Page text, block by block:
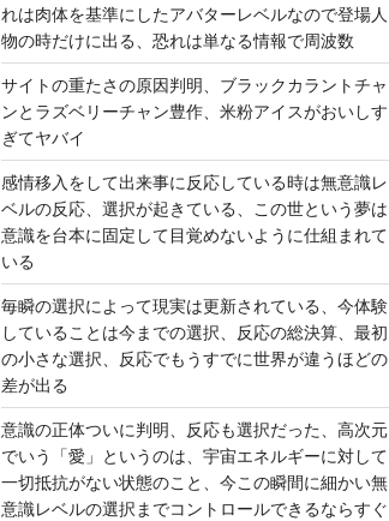
れは肉体を基準にしたアバターレベルなので登場人
物の時だけに出る、恐れは単なる情報で周波数
サイトの重たさの原因判明、ブラックカラントチャ
ンとラズベリーチャン豊作、米粉アイスがおいしす
ぎてヤバイ
感情移入をして出来事に反応している時は無意識レ
ベルの反応、選択が起きている、この世という夢は
意識を台本に固定して目覚めないように仕組まれて
いる
毎瞬の選択によって現実は更新されている、今体験
していることは今までの選択、反応の総決算、最初
の小さな選択、反応でもうすでに世界が違うほどの
差が出る
意識の正体ついに判明、反応も選択だった、高次元
でいう「愛」というのは、宇宙エネルギーに対して
一切抵抗がない状態のこと、今この瞬間に細かい無
意識レベルの選択までコントロールできるならすぐ